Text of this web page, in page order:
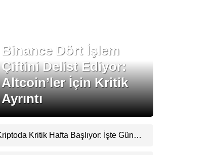
Instagram
Binance Dört İşlem
Çiftini Delist Ediyor:
Altcoin’ler İçin Kritik
Ayrıntı
Kritik Hafta Başlıyor: İşte Gün